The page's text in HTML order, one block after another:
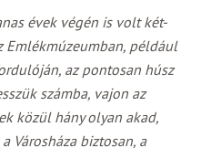
évek végén is volt két-
Emlékmúzeumban, például
az pontosan húsz
számba, vajon az
közül hány olyan akad,
Városháza biztosan, a